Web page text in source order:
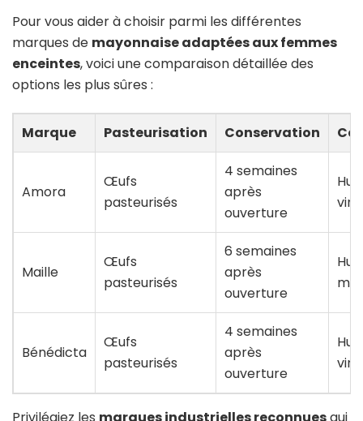
Pour vous aider à choisir parmi les différentes
marques de mayonnaise adaptées aux femmes
enceintes, voici une comparaison détaillée des
options les plus sûres :
Marque Pasteurisation Conservation
Amora
Œufs
pasteurisés
4 semaines
après
ouverture
Maille
Œufs
pasteurisés
6 semaines
après
ouverture
Bénédicta
Œufs
pasteurisés
4 semaines
après
ouverture